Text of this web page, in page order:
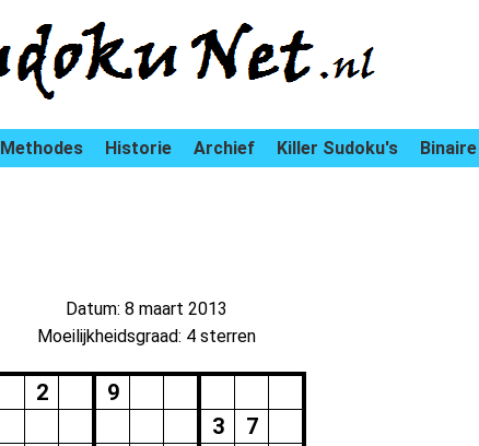
Methodes Historie Archief Killer Sudoku's
Datum: 8 maart 2013
Moeilijkheidsgraad: 4 sterren
2
9
3
7